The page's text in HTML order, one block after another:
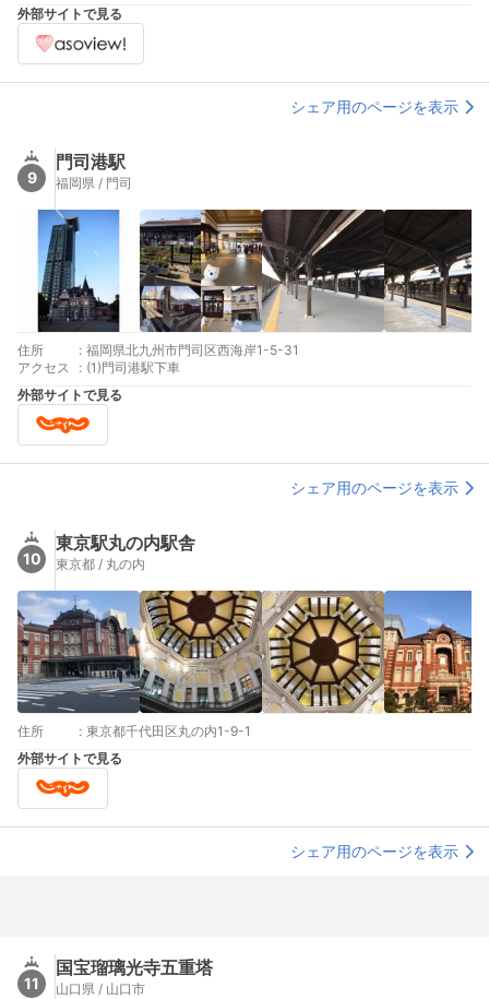
日に関する法律に規定する休日（ただし，当該休日が土曜日であ
る場合を除く） ・7月21日～8月31日の午後 ・12月28日～翌
年1月4日 ・行事等の実施のため支障のある日（回）
外部サイトで見る
シェア用のページを表示
9
門司港駅
福岡県 / 門司
住所 : 福岡県北九州市門司区西海岸1-5-31
アクセス
: (1)門司港駅下車
外部サイトで見る
シェア用のページを表示
10
東京駅丸の内駅舎
東京都 / 丸の内
住所 : 東京都千代田区丸の内1-9-1
外部サイトで見る
シェア用のページを表示
11
国宝瑠璃光寺五重塔
山口県 / 山口市